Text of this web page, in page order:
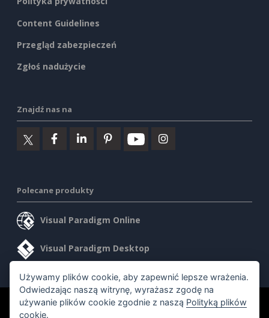
Content Guidelines
Przegląd zabezpieczeń
Zgłoś nadużycie
Znajdź nas na
Polecane produkty
Visual Paradigm Online
Visual Paradigm Desktop
©2026 by Visual Paradigm. Wszelkie prawa zastrzeżone.
Używamy plików cookie, aby zapewnić lepsze wrażenia.
Odwiedzając naszą witrynę, wyrażasz zgodę na
używanie plików cookie zgodnie z naszą Polityką plików
cookie.